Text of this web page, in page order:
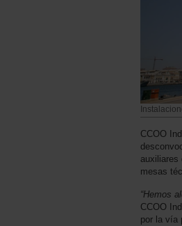
CCOO
auxiliares
mesas
“Hemos
CCOO
por la vía